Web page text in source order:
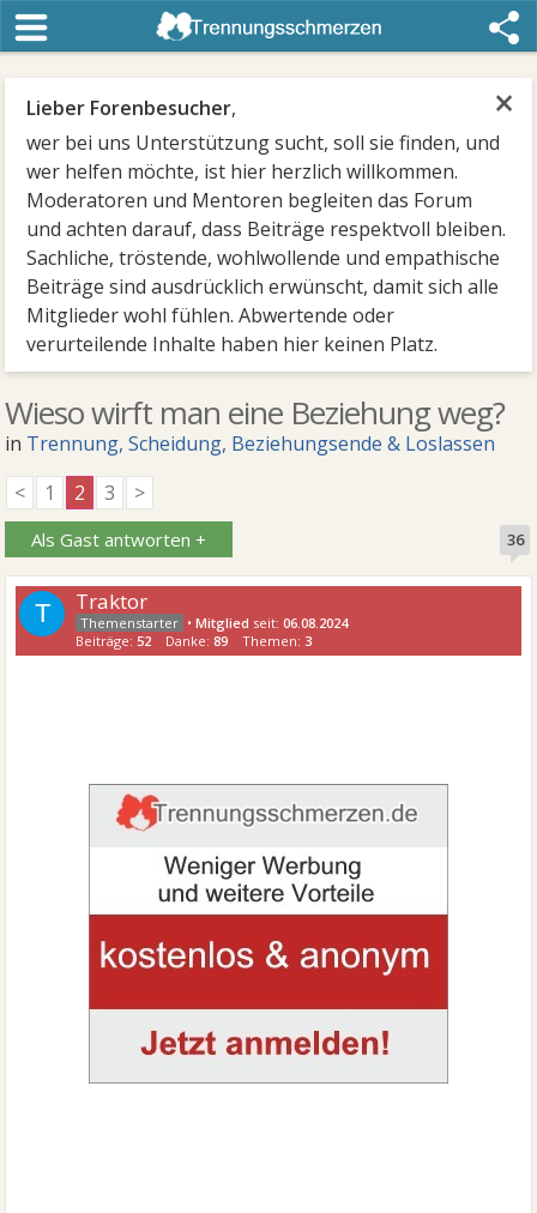
×
Lieber Forenbesucher,
wer bei uns Unterstützung sucht, soll sie finden, und
wer helfen möchte, ist hier herzlich willkommen.
Moderatoren und Mentoren begleiten das Forum
und achten darauf, dass Beiträge respektvoll bleiben.
Sachliche, tröstende, wohlwollende und empathische
Beiträge sind ausdrücklich erwünscht, damit sich alle
Mitglieder wohl fühlen. Abwertende oder
verurteilende Inhalte haben hier keinen Platz.
Wieso wirft man eine Beziehung weg?
in Trennung, Scheidung, Beziehungsende & Loslassen
<
1 2 3 >
Als Gast antworten + 36
T Traktor
•Mitglied seit:06.08.2024
Beiträge:52 Danke:89 Themen:3